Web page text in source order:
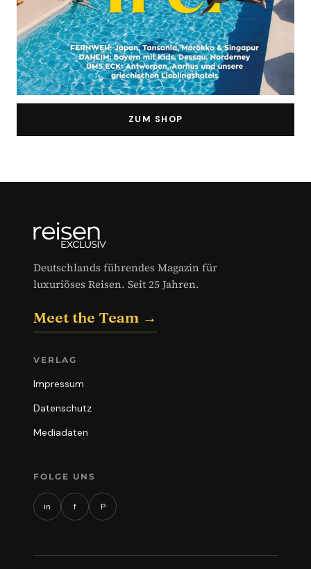
ZUM SHOP
Deutschlands führendes Magazin für
luxuriöses Reisen. Seit 25 Jahren.
Meet the Team →
VERLAG
Impressum
Datenschutz
Mediadaten
FOLGE UNS
in f P